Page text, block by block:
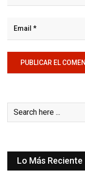
Lo Más Reciente